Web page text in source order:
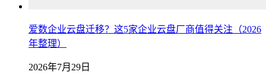
爱数企业云盘迁移？这5家企业云盘厂商值得关注（2026
年整理）
2026年7月29日